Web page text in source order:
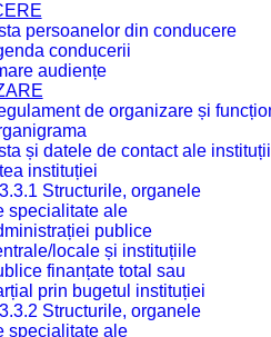
persoanelor din conducere
conducerii
audiențe
de organizare și
și datele de contact ale
instituției
Structurile, organele
specialitate ale
publice
locale și instituțiile
finanțate total sau
prin bugetul instituției
Structurile, organele
specialitate ale